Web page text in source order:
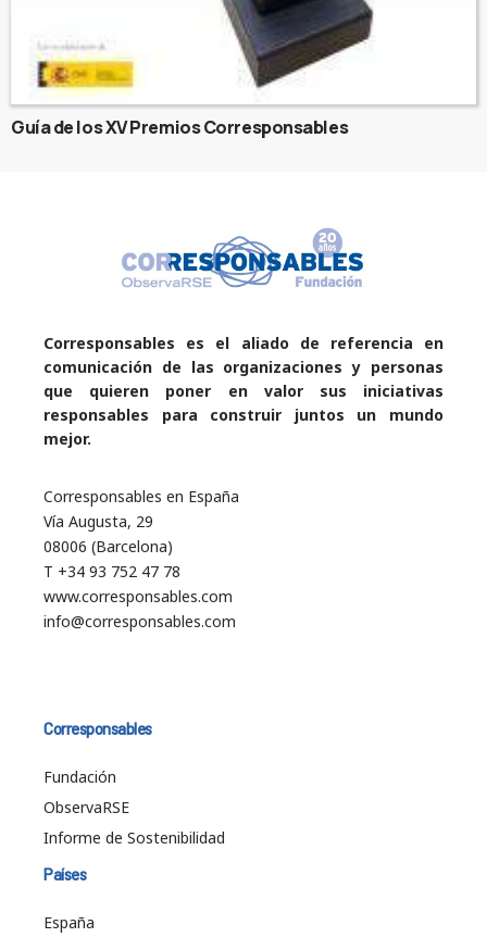
Guía de los XV Premios Corresponsables
Corresponsables es el aliado de referencia en
comunicación de las organizaciones y personas
que quieren poner en valor sus iniciativas
responsables para construir juntos un mundo
mejor.
Corresponsables en España
Vía Augusta, 29
08006 (Barcelona)
T +34 93 752 47 78
www.corresponsables.com
info@corresponsables.com
Corresponsables
Fundación
ObservaRSE
Informe de Sostenibilidad
Países
España